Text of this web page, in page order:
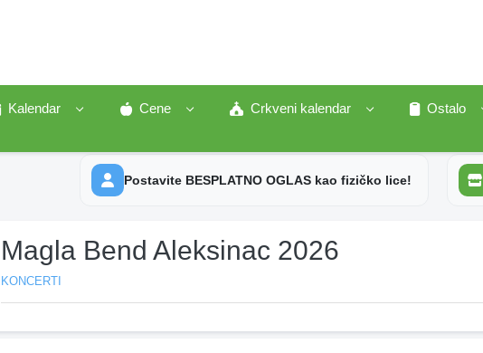
Kalendar Cene Crkveni kalendar
Ostalo
Postavite BESPLATNO OGLAS kao fizičko lice!
Magla Bend Aleksinac 2026
KONCERTI